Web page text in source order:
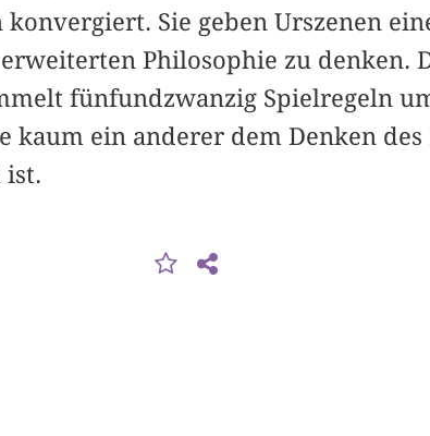
Sie geben Urszenen
Philosophie zu denken.
fünfundzwanzig Spielregeln
kaum ein anderer dem Denken
ist.